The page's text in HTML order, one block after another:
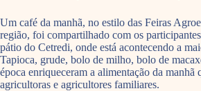
Um café da manhã, no estilo das Feiras
região, foi compartilhado com os
pátio do Cetredi, onde está acontecendo a
Tapioca, grude, bolo de milho, bolo de
época enriqueceram a alimentação da
agricultoras e agricultores familiares.